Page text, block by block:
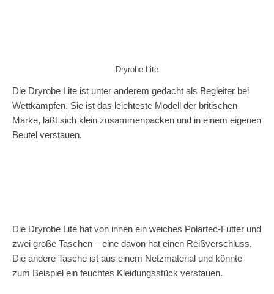
Dryrobe Lite
Die Dryrobe Lite ist unter anderem gedacht als Begleiter bei
Wettkämpfen. Sie ist das leichteste Modell der britischen
Marke, läßt sich klein zusammenpacken und in einem eigenen
Beutel verstauen.
Die Dryrobe Lite hat von innen ein weiches Polartec-Futter und
zwei große Taschen – eine davon hat einen Reißverschluss.
Die andere Tasche ist aus einem Netzmaterial und könnte
zum Beispiel ein feuchtes Kleidungsstück verstauen.